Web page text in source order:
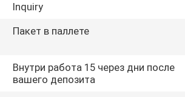
Inquiry
Пакет в паллете
Внутри работа 15 через дни после
вашего депозита